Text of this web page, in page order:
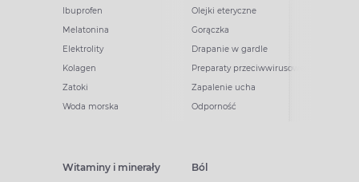
Ibuprofen
Melatonina
Elektrolity
Kolagen
Zatoki
Woda morska
Olejki eteryczne
Gorączka
Drapanie w gardle
Preparaty przeciwwirusowe
Zapalenie ucha
Odporność
Witaminy i minerały Ból